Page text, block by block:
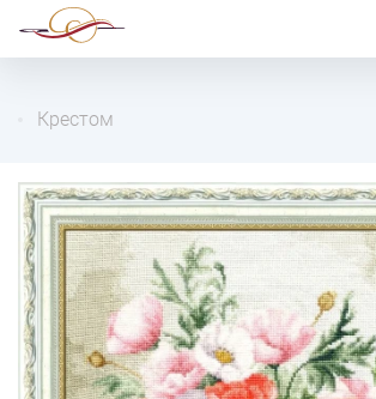
Крестом